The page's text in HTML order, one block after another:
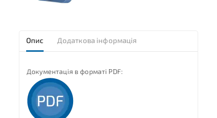
Опис Додаткова інформація
Документація в форматі PDF: